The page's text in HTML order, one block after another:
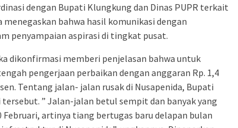
dengan Bupati Klungkung dan Dinas PUPR terkait
bahwa hasil komunikasi dengan
penyampaian aspirasi di tingkat pusat.
dikonfirmasi memberi penjelasan bahwa untuk
pengerjaan perbaikan dengan anggaran Rp. 1,4
Tentang jalan- jalan rusak di Nusapenida, Bupati
” Jalan-jalan betul sempit dan banyak yang
artinya tiang bertugas baru delapan bulan